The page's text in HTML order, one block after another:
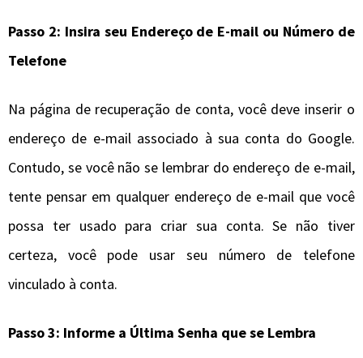
Passo 2: Insira seu Endereço de E-mail ou Número de
Telefone
Na página de recuperação de conta, você deve inserir o
endereço de e-mail associado à sua conta do Google.
Contudo, se você não se lembrar do endereço de e-mail,
tente pensar em qualquer endereço de e-mail que você
possa ter usado para criar sua conta. Se não tiver
certeza, você pode usar seu número de telefone
vinculado à conta.
Passo 3: Informe a Última Senha que se Lembra